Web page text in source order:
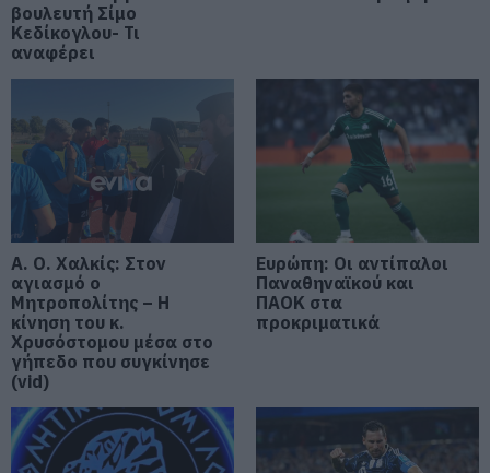
08.08.2026 | 08:00
Μεγάλο πανηγύρι στην Εύβοια:
08.08.2026 | 00:59
Ο καιρός αλλάζει πρόσωπο:
Έρχονται 40άρια μαζί με
θυελλώδη μελτέμια
07.08.2026 | 22:20
Εύβοια: Ηχηρό μήνυμα πέντε
χρόνια μετά τη μεγάλη
καταστροφή του 2021
07.08.2026 | 22:00
Νέο τροχαίο με υλικές ζημιές
07.08.2026 | 21:40
βουλευτή Σίμο
Κεδίκογλου- Τι
αναφέρει
Α. Ο. Χαλκίς: Στον
αγιασμό ο
Μητροπολίτης – Η
κίνηση του κ.
Χρυσόστομου μέσα στο
γήπεδο που συγκίνησε
(vid)
Ευρώπη: Οι αντίπαλοι
Παναθηναϊκού και
ΠΑΟΚ στα
προκριματικά